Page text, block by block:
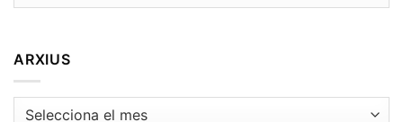
ARXIUS
Arxius